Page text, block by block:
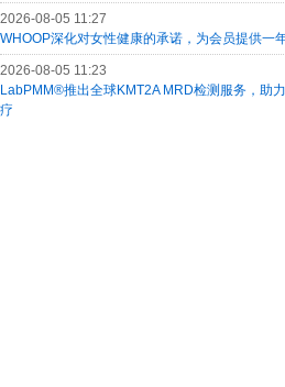
2026-08-05 11:27
WHOOP深化对女性健康的承诺，为会员提供一
2026-08-05 11:23
LabPMM®推出全球KMT2A MRD检测服务，助
疗